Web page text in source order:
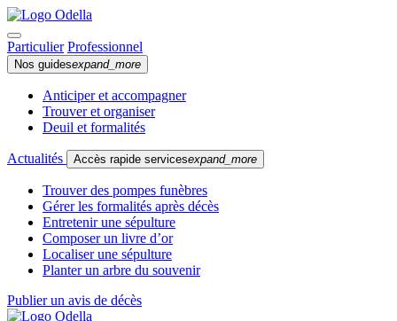
Particulier Professionnel
Nos guidesexpand_more
Anticiper et accompagner
Trouver et organiser
Deuil et formalités
Actualités Accès rapide servicesexpand_more
Trouver des pompes funèbres
Gérer les formalités après décès
Entretenir une sépulture
Composer un livre d’or
Localiser une sépulture
Planter un arbre du souvenir
Publier un avis de décès